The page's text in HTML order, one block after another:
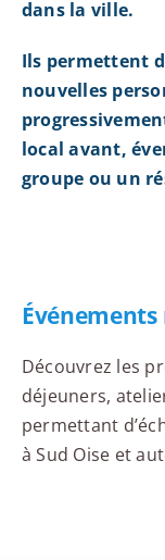
dans la ville.
Ils permettent
nouvelles
local avant,
groupe ou un
Découvrez les
déjeuners,
permettant
à Sud Oise et